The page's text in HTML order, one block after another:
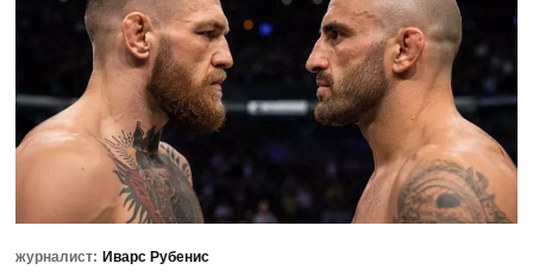
журналист: Иварс Рубенис